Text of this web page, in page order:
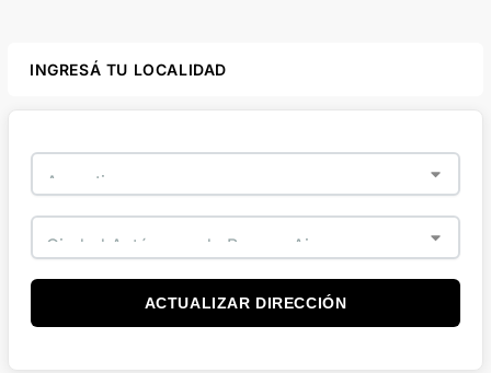
INGRESÁ TU LOCALIDAD
ACTUALIZAR DIRECCIÓN